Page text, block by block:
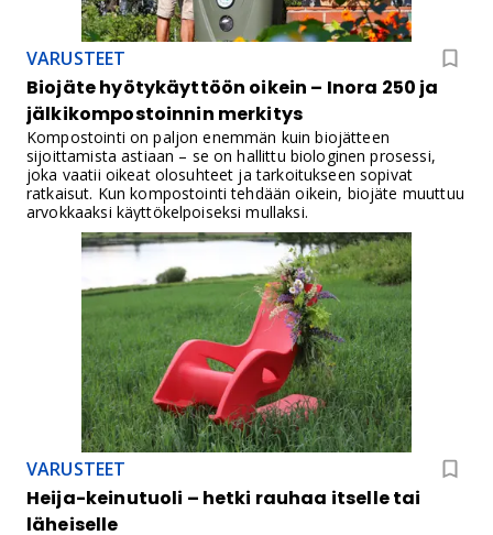
VARUSTEET
Biojäte hyötykäyttöön oikein – Inora 250 ja
jälkikompostoinnin merkitys
Kompostointi on paljon enemmän kuin biojätteen
sijoittamista astiaan – se on hallittu biologinen prosessi,
joka vaatii oikeat olosuhteet ja tarkoitukseen sopivat
ratkaisut. Kun kompostointi tehdään oikein, biojäte muuttuu
arvokkaaksi käyttökelpoiseksi mullaksi.
VARUSTEET
Heija-keinutuoli – hetki rauhaa itselle tai
läheiselle